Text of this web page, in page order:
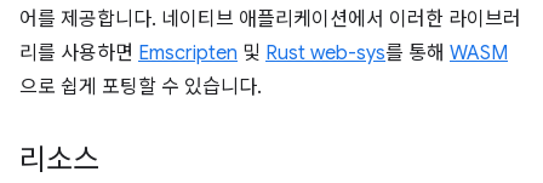
어를 제공합니다. 네이티브 애플리케이션에서 이러한 라이브러
리를 사용하면 Emscripten 및 Rust web-sys를 통해 WASM
으로 쉽게 포팅할 수 있습니다.
리소스